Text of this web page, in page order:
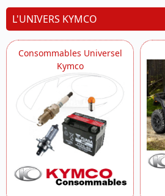
L'UNIVERS KYMCO
Consommables Universel
Kymco